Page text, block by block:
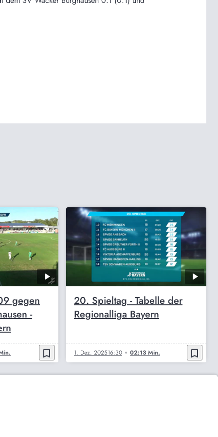
gegen
-
bookmark_border
20. Spieltag - Tabelle der
Regionalliga Bayern
1. Dez. 202516:30 02:13 Min. bookmark_border